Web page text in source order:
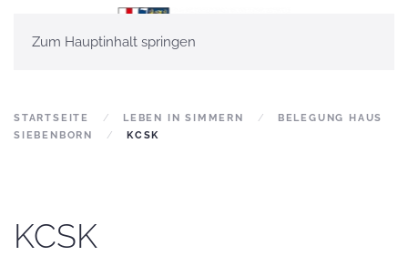
Zum Hauptinhalt springen
STARTSEITE LEBEN IN SIMMERN
BELEGUNG HAUS
SIEBENBORN
KCSK
KCSK